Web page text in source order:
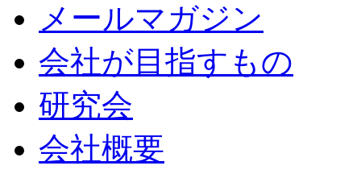
メールマガジン
会社が目指すもの
研究会
会社概要